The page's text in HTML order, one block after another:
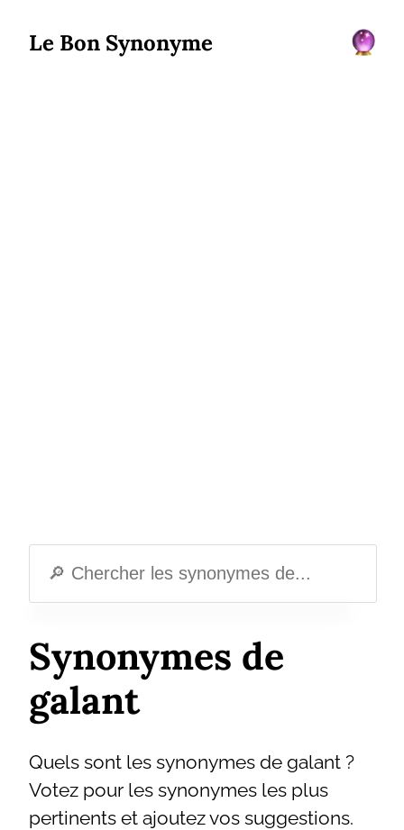
Le Bon Synonyme
Synonymes de
galant
Quels sont les synonymes de galant ?
Votez pour les synonymes les plus
pertinents et ajoutez vos suggestions.